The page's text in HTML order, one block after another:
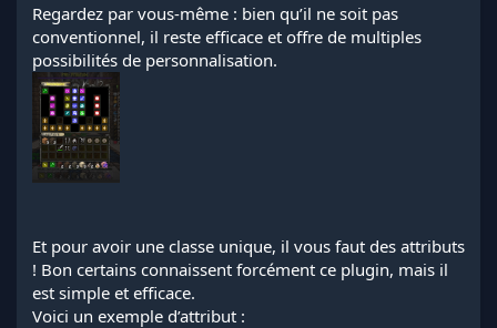
Regardez par vous-même : bien qu’il ne soit pas
conventionnel, il reste efficace et offre de multiples
possibilités de personnalisation.
Et pour avoir une classe unique, il vous faut des attributs
! Bon certains connaissent forcément ce plugin, mais il
est simple et efficace.
Voici un exemple d’attribut :